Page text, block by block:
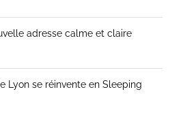
adresse calme et claire
Lyon se réinvente en Sleeping